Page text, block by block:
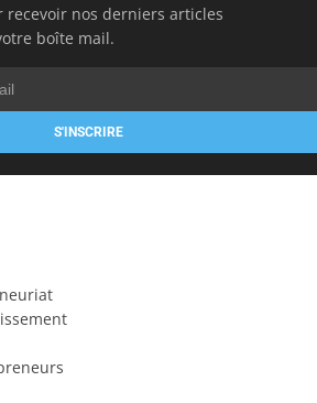
recevoir nos derniers articles
boîte mail.
S'INSCRIRE